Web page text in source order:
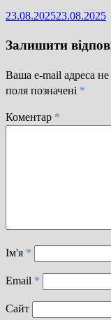
23.08.202523.08.2025
Залишити
Ваша e-mail адреса
поля позначені *
Коментар *
Ім'я *
Email *
Сайт